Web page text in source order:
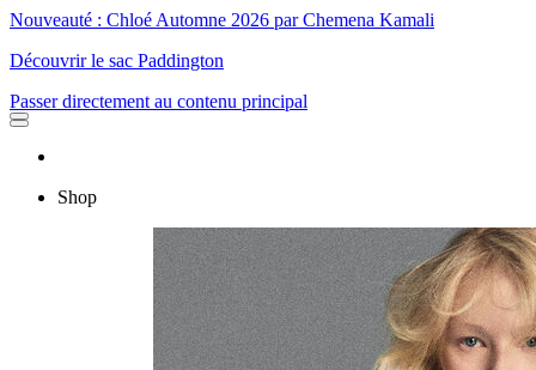
Nouveauté : Chloé Automne 2026 par Chemena Kamali
Découvrir le sac Paddington
Passer directement au contenu principal
Shop